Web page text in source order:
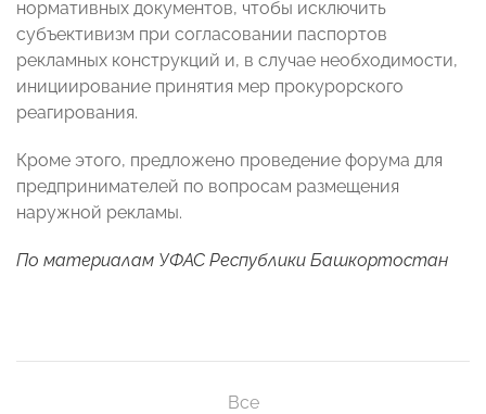
нормативных документов, чтобы исключить
субъективизм при согласовании паспортов
рекламных конструкций и, в случае необходимости,
инициирование принятия мер прокурорского
реагирования.
Кроме этого, предложено проведение форума для
предпринимателей по вопросам размещения
наружной рекламы.
По материалам УФАС Республики Башкортостан
Все